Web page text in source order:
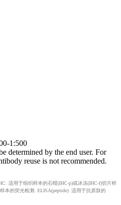
1:500
determined by the end user. For
reuse is not recommended.
适用于组织样本的石蜡(IHC-p)或冰冻(IHC-f)切片样
本的荧光检测. ELISA(peptide): 适用于抗原肽的